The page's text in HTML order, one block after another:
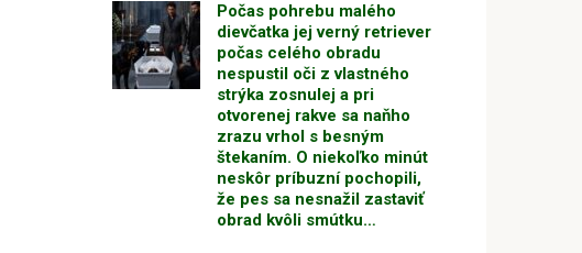
Počas pohrebu malého
dievčatka jej verný retriever
počas celého obradu
nespustil oči z vlastného
strýka zosnulej a pri
otvorenej rakve sa naňho
zrazu vrhol s besným
štekaním. O niekoľko minút
neskôr príbuzní pochopili,
že pes sa nesnažil zastaviť
obrad kvôli smútku…